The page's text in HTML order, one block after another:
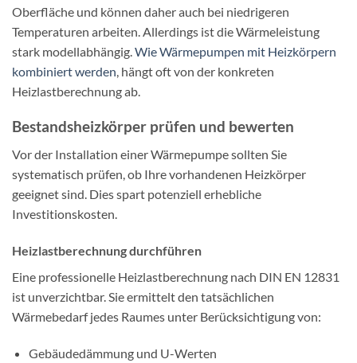
Oberfläche und können daher auch bei niedrigeren
Temperaturen arbeiten. Allerdings ist die Wärmeleistung
stark modellabhängig. Wie Wärmepumpen mit Heizkörpern
kombiniert werden , hängt oft von der konkreten
Heizlastberechnung ab.
Bestandsheizkörper prüfen und bewerten
Vor der Installation einer Wärmepumpe sollten Sie
systematisch prüfen, ob Ihre vorhandenen Heizkörper
geeignet sind. Dies spart potenziell erhebliche
Investitionskosten.
Heizlastberechnung durchführen
Eine professionelle Heizlastberechnung nach DIN EN 12831
ist unverzichtbar. Sie ermittelt den tatsächlichen
Wärmebedarf jedes Raumes unter Berücksichtigung von:
Gebäudedämmung und U-Werten